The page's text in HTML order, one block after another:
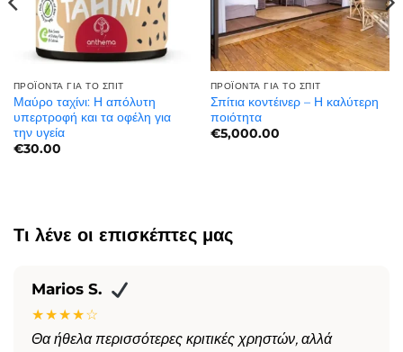
ΠΡΟΪΌΝΤΑ ΓΙΑ ΤΟ ΣΠΊΤ
Μαύρο ταχίνι: Η απόλυτη
υπερτροφή και τα οφέλη για
την υγεία
€30.00
ΠΡΟΪΌΝΤΑ ΓΙΑ ΤΟ ΣΠΊΤ
Σπίτια κοντέινερ – Η καλύτερη
ποιότητα
€5,000.00
Τι λένε οι επισκέπτες μας
Marios S.
★★★★☆
Θα ήθελα περισσότερες κριτικές χρηστών, αλλά